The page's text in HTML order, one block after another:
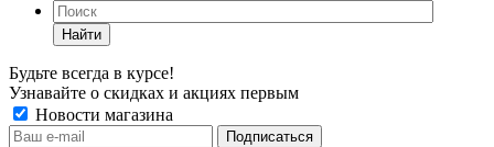
Найти
Будьте всегда в курсе!
Узнавайте о скидках и акциях первым
Новости магазина